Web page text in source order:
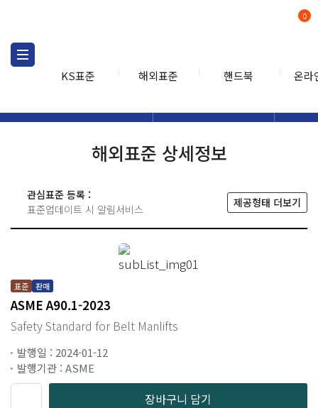
KS표준 해외표준 핸드북 온라
0
해외표준 상세정보
관심표준 등록 :
표준업데이트 시 알림서비스
제공형태 더보기
표준 판매
ASME A90.1-2023
Safety Standard for Belt Manlifts
발행일 : 2024-01-12
발행기관 : ASME
장바구니 담기